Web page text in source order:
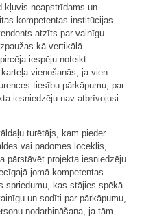
kļuvis neapstrīdams un
kompetentas institūcijas
atzīts par vainīgu
kā vertikālā
iespēju noteikt
vienošanās, ja vien
tiesību pārkāpumu, par
iesniedzēju nav atbrīvojusi
turētājs, kam pieder
vai padomes loceklis,
pārstāvēt projekta iesniedzēju
jomā kompetentas
spriedumu, kas stājies spēkā
un sodīti par pārkāpumu,
nodarbināšana, ja tām